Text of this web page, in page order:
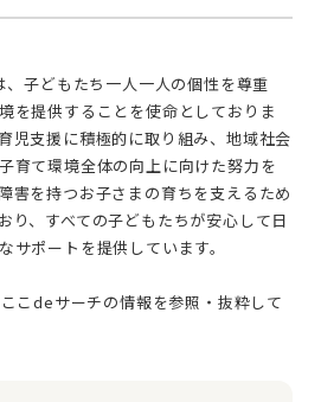
を提供することを使命としておりま
児支援に積極的に取り組み、地域社会
育て環境全体の向上に向けた努力を
害を持つお子さまの育ちを支えるため
り、すべての子どもたちが安心して日
サポートを提供しています。
こdeサーチの情報を参照・抜粋して